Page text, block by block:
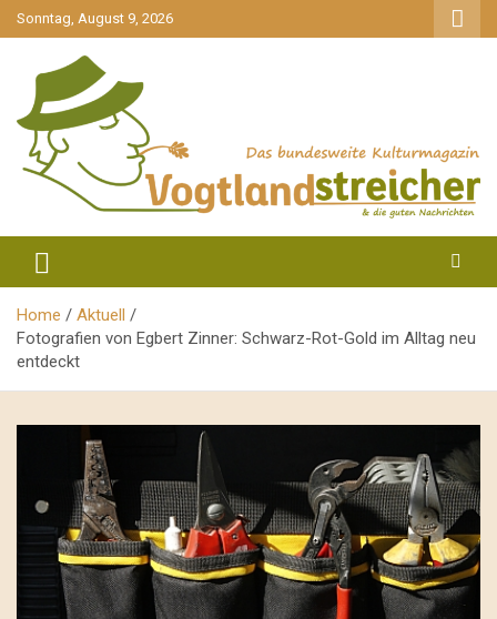
gehe
zum
Sonntag, August 9, 2026
Vogtlandstreicher
Home
Aktuell
Fotografien von Egbert Zinner: Schwarz-Rot-Gold im Alltag neu
entdeckt